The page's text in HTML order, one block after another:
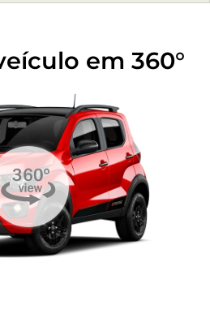
em 360°